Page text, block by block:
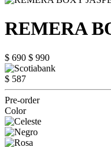
REMERA
$ 690 $ 990
$ 587
Pre-order
Color